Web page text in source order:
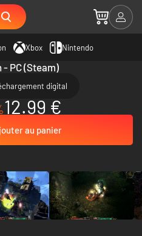
Xbox Nintendo
- PC (Steam)
digital
12.99 €
au panier